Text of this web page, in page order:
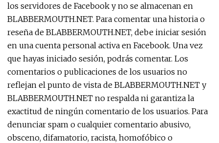
los servidores de Facebook y no se almacenan en
BLABBERMOUTH.NET. Para comentar una historia o
reseña de BLABBERMOUTH.NET, debe iniciar sesión
en una cuenta personal activa en Facebook. Una vez
que hayas iniciado sesión, podrás comentar. Los
comentarios o publicaciones de los usuarios no
reflejan el punto de vista de BLABBERMOUTH.NET y
BLABBERMOUTH.NET no respalda ni garantiza la
exactitud de ningún comentario de los usuarios. Para
denunciar spam o cualquier comentario abusivo,
obsceno, difamatorio, racista, homofóbico o